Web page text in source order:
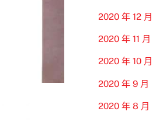
2020 年 12 月
2020 年 11 月
2020 年 10 月
2020 年 9 月
2020 年 8 月